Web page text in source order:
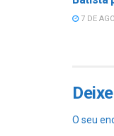
7 DE
O seu